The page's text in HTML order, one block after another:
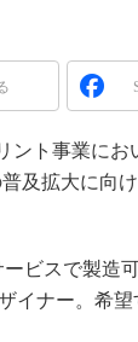
産業オープンネット展
3Dプリン
デジタル
インダス
ント事業に
及拡大に向
ビスで製造
イナー。希望